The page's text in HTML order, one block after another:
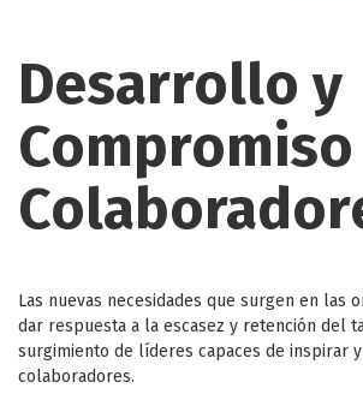
Desarrollo y
Las nuevas necesidades que surgen en las
dar respuesta a la escasez y retención del
surgimiento de líderes capaces de inspirar
colaboradores.